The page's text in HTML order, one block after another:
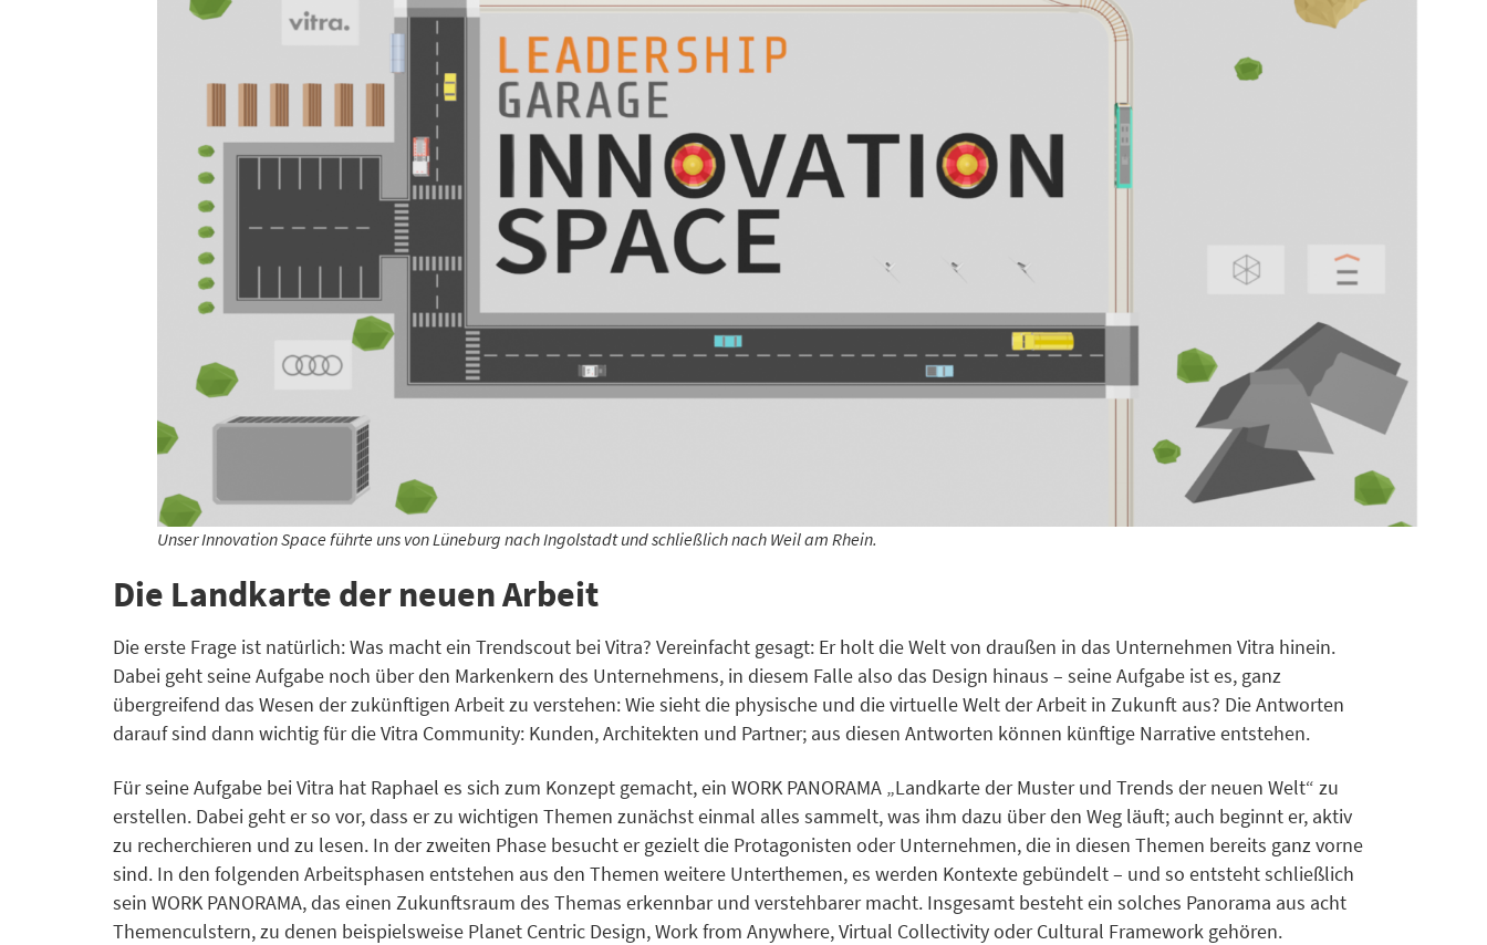
Unser Innovation Space führte uns von Lüneburg nach Ingolstadt und schließlich nach Weil am Rhein.
Die Landkarte der neuen Arbeit
Die erste Frage ist natürlich: Was macht ein Trendscout bei Vitra? Vereinfacht gesagt: Er holt die Welt von draußen in das Unternehmen Vitra hinein.
Dabei geht seine Aufgabe noch über den Markenkern des Unternehmens, in diesem Falle also das Design hinaus – seine Aufgabe ist es, ganz
übergreifend das Wesen der zukünftigen Arbeit zu verstehen: Wie sieht die physische und die virtuelle Welt der Arbeit in Zukunft aus? Die Antworten
darauf sind dann wichtig für die Vitra Community: Kunden, Architekten und Partner; aus diesen Antworten können künftige Narrative entstehen.
Für seine Aufgabe bei Vitra hat Raphael es sich zum Konzept gemacht, ein WORK PANORAMA „Landkarte der Muster und Trends der neuen Welt“ zu
erstellen. Dabei geht er so vor, dass er zu wichtigen Themen zunächst einmal alles sammelt, was ihm dazu über den Weg läuft; auch beginnt er, aktiv
zu recherchieren und zu lesen. In der zweiten Phase besucht er gezielt die Protagonisten oder Unternehmen, die in diesen Themen bereits ganz vorne
sind. In den folgenden Arbeitsphasen entstehen aus den Themen weitere Unterthemen, es werden Kontexte gebündelt – und so entsteht schließlich
sein WORK PANORAMA, das einen Zukunftsraum des Themas erkennbar und verstehbarer macht. Insgesamt besteht ein solches Panorama aus acht
Themenculstern, zu denen beispielsweise Planet Centric Design, Work from Anywhere, Virtual Collectivity oder Cultural Framework gehören.